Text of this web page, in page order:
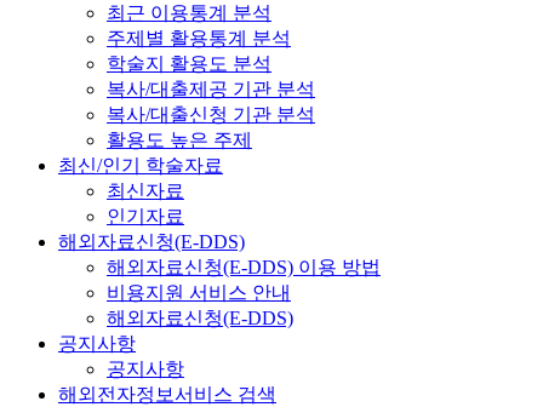
최근 이용통계 분석
주제별 활용통계 분석
학술지 활용도 분석
복사/대출제공 기관 분석
복사/대출신청 기관 분석
활용도 높은 주제
최신/인기 학술자료
최신자료
인기자료
해외자료신청(E-DDS)
해외자료신청(E-DDS) 이용 방법
비용지원 서비스 안내
해외자료신청(E-DDS)
공지사항
공지사항
해외전자정보서비스 검색